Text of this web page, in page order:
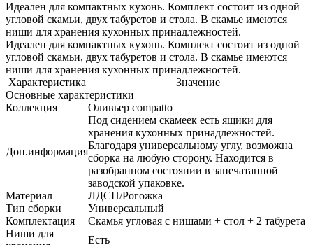
Идеален для компактных кухонь. Комплект состоит из одной
угловой скамьи, двух табуретов и стола. В скамье имеются
ниши для хранения кухонных принадлежностей.
Идеален для компактных кухонь. Комплект состоит из одной
угловой скамьи, двух табуретов и стола. В скамье имеются
ниши для хранения кухонных принадлежностей.
Характеристика
Значение
Основные характеристики
Коллекция
Оливьер compatto
Доп.информация
Под сидением скамеек есть ящики для
хранения кухонных принадлежностей.
Благодаря универсальному углу, возможна
сборка на любую сторону. Находится в
разобранном состоянии в запечатанной
заводской упаковке.
Материал
ЛДСП/Рогожка
Тип сборки
Универсальный
Комплектация
Скамья угловая с нишами + стол + 2 табурета
Ниши для
Есть